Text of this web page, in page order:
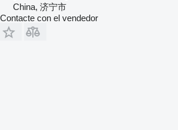
China, 济宁市
Contacte con el vendedor